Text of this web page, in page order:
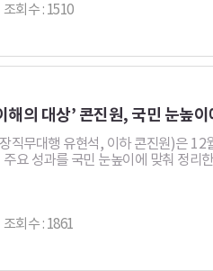
조회수 : 1510
해의 대상’ 콘진원, 국민 눈높
직무대행 유현석, 이하 콘진원)은
요 성과를 국민 눈높이에 맞춰 정리
조회수 : 1861